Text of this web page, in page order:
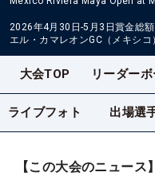
2026年4月30日-5月3日賞金総額
エル・カマレオンGC（メキシコ
大会TOP リーダーボ
ライブフォト 出場選
【この大会のニュース】